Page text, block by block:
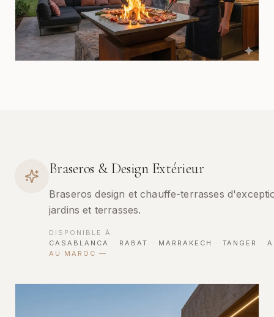
Braseros & Design Extérieur
Braseros design et chauffe-terrasses
jardins et terrasses.
DISPONIBLE À
CASABLANCA
· RABAT · MARRAKECH · TANGER ·
AU MAROC —